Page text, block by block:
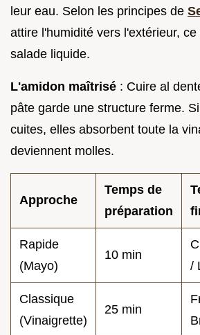
leur eau. Selon les principes de
attire l'humidité vers l'extérieur,
salade liquide.
L'amidon maîtrisé : Cuire al
pâte garde une structure ferme.
cuites, elles absorbent toute la
deviennent molles.
Approche
Temps de
préparation
Rapide
(Mayo)
10 min
/
Classique
(Vinaigrette)
25 min